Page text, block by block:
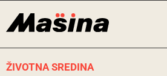
ŽIVOTNA SREDINA